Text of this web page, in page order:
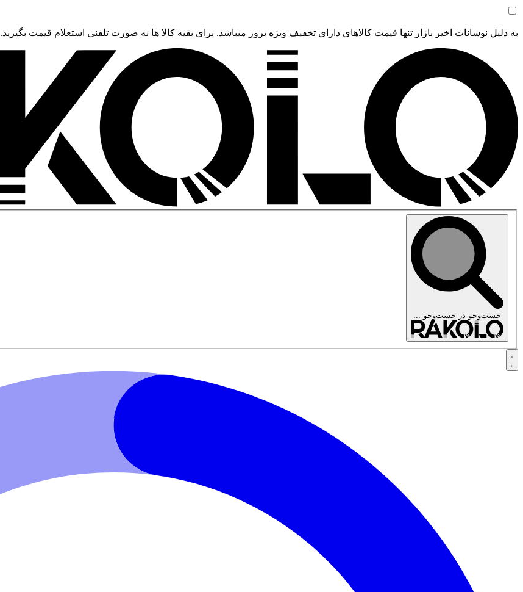
به دلیل نوسانات اخیر بازار تنها قیمت کالاهای دارای تخفیف ویژه بروز میباشد. برای بقیه کالا ها به صورت تلفنی استعلام قیمت بگیرید.
جست‌وجو در جست‌وجو ...